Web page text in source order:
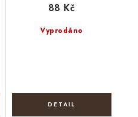
Vyprodáno
88 Kč